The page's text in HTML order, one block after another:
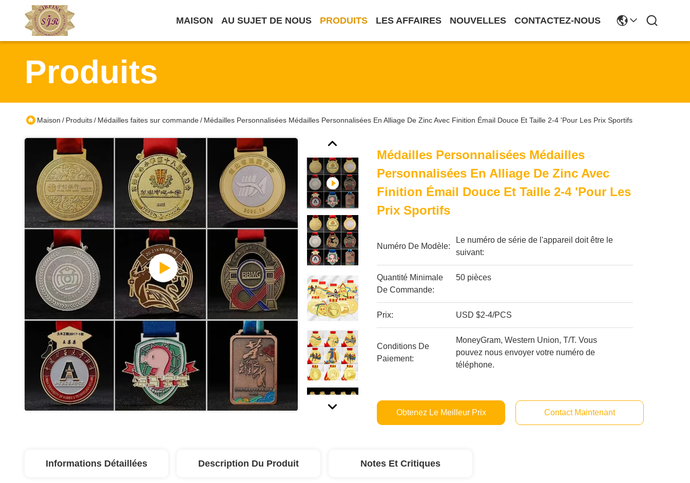
MAISON AU SUJET DE NOUS PRODUITS LES AFFAIRES NOUVELLES CONTACTEZ-NOUS
Produits
Maison / Produits/ Médailles faites sur commande/ Médailles Personnalisées Médailles Personnalisées En Alliage De Zinc Avec Finition Émail Douce Et Taille 2-4 'pour Les Prix Sportifs
Médailles Personnalisées Médailles
Personnalisées En Alliage De Zinc Avec
Finition Émail Douce Et Taille 2-4 'pour Les
Prix Sportifs
Numéro De Modèle:
Le numéro de série de l'appareil doit être le
suivant:
Quantité Minimale
De Commande:
50 pièces
Prix: USD $2-4/PCS
Conditions De
Paiement:
MoneyGram, Western Union, T/T. Vous
pouvez nous envoyer votre numéro de
téléphone.
Obtenez Le Meilleur Prix Contact Maintenant
Informations Détaillées Description Du Produit Notes Et Critiques